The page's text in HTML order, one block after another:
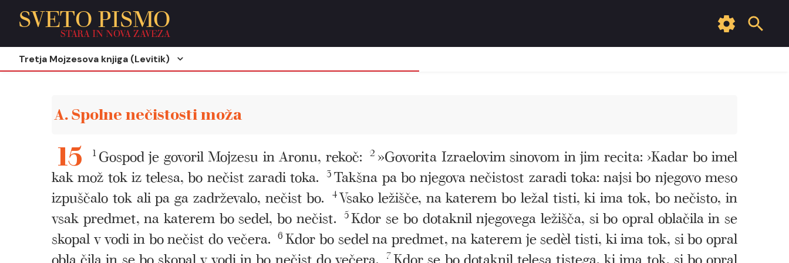
SVETO PISMO
STARA IN NOVA ZAVEZA
Tretja Mojzesova knjiga (Levitik)
A. Spolne nečistosti moža
15 1 Gospod je govoril Mojzesu in Aronu, rekoč: 2 »Govorita Izraelovim sinovom in jim recita: ›Kadar bo imel
kak mož tok iz telesa, bo nečist zaradi toka. 3 Takšna pa bo njegova nečistost zaradi toka: najsi bo njegovo meso
izpuščalo tok ali pa ga zadrževalo, nečist bo.
4Vsako ležišče, na katerem bo ležal tisti, ki ima tok, bo nečisto, in
vsak predmet, na katerem bo sedel, bo nečist.
5Kdor se bo dotaknil njegovega ležišča, si bo opral oblačila in se
skopal v vodi in bo nečist do večera. 6 Kdor bo sedel na predmet, na katerem je sedèl tisti, ki ima tok, si bo opral
obla čila in se bo skopal v vodi in bo nečist do večera. 7Kdor se bo dotaknil telesa tistega, ki ima tok, si bo opral